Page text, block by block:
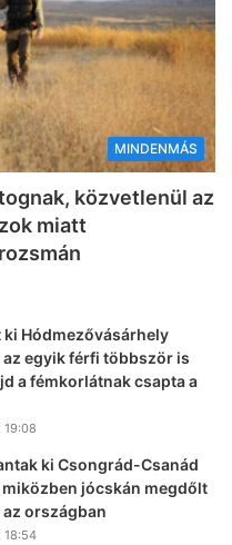
MINDENMÁS
közvetlenül az
miatt
ki Hódmezővásárhely
egyik férfi többször is
a fémkorlátnak csapta a
19:08
ki Csongrád-Csanád
jócskán megdőlt
országban
18:54